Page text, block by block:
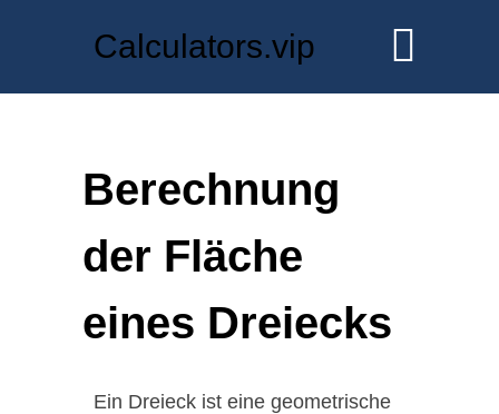
Calculators.vip
Berechnung
der Fläche
eines Dreiecks
Ein Dreieck ist eine geometrische